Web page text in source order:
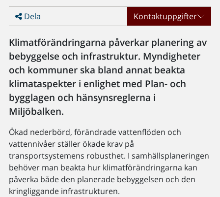
Dela Kontaktuppgifter
Klimatförändringarna påverkar planering av
bebyggelse och infrastruktur. Myndigheter
och kommuner ska bland annat beakta
klimataspekter i enlighet med Plan- och
bygglagen och hänsynsreglerna i
Miljöbalken.
Ökad nederbörd, förändrade vattenflöden och
vattennivåer ställer ökade krav på
transportsystemens robusthet. I samhällsplaneringen
behöver man beakta hur klimatförändringarna kan
påverka både den planerade bebyggelsen och den
kringliggande infrastrukturen.